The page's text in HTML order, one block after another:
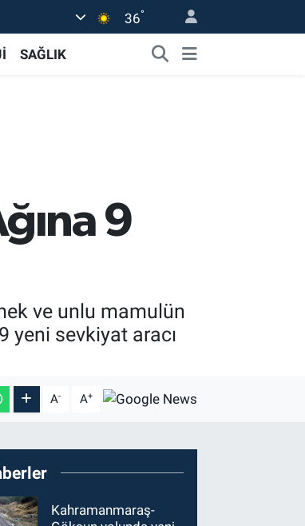
36°
SAĞLIK
9
ve unlu mamulün
yeni sevkiyat aracı
A- A+
Kahramanmaraş-